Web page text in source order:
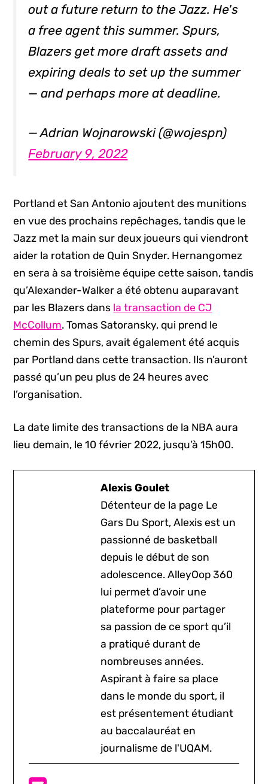
out a future return to the Jazz. He's
a free agent this summer. Spurs,
Blazers get more draft assets and
expiring deals to set up the summer
— and perhaps more at deadline.
— Adrian Wojnarowski (@wojespn)
February 9, 2022
Portland et San Antonio ajoutent des munitions
en vue des prochains repêchages, tandis que le
Jazz met la main sur deux joueurs qui viendront
aider la rotation de Quin Snyder. Hernangomez
en sera à sa troisième équipe cette saison, tandis
qu’Alexander-Walker a été obtenu auparavant
par les Blazers dans la transaction de CJ
McCollum. Tomas Satoransky, qui prend le
chemin des Spurs, avait également été acquis
par Portland dans cette transaction. Ils n’auront
passé qu’un peu plus de 24 heures avec
l’organisation.
La date limite des transactions de la NBA aura
lieu demain, le 10 février 2022, jusqu’à 15h00.
Alexis Goulet
Détenteur de la page Le
Gars Du Sport, Alexis est un
passionné de basketball
depuis le début de son
adolescence. AlleyOop 360
lui permet d’avoir une
plateforme pour partager
sa passion de ce sport qu’il
a pratiqué durant de
nombreuses années.
Aspirant à faire sa place
dans le monde du sport, il
est présentement étudiant
au baccalauréat en
journalisme de l'UQAM.